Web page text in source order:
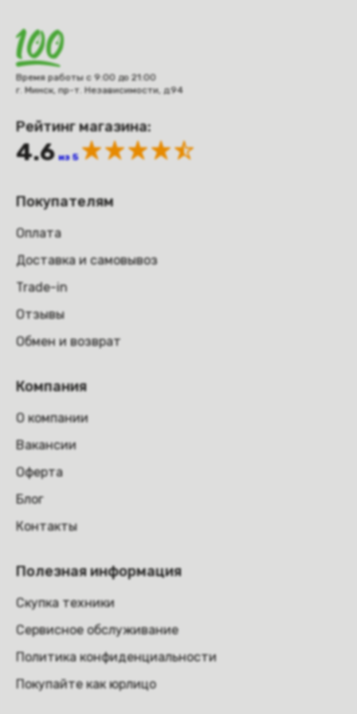
Время работы с 9:00 до 21:00
г. Минск, пр-т. Независимости, д.94
Рейтинг магазина:
4.6 из 5
Покупателям
Оплата
Доставка и самовывоз
Trade-in
Отзывы
Обмен и возврат
Компания
О компании
Вакансии
Оферта
Блог
Контакты
Полезная информация
Скупка техники
Сервисное обслуживание
Политика конфиденциальности
Покупайте как юрлицо